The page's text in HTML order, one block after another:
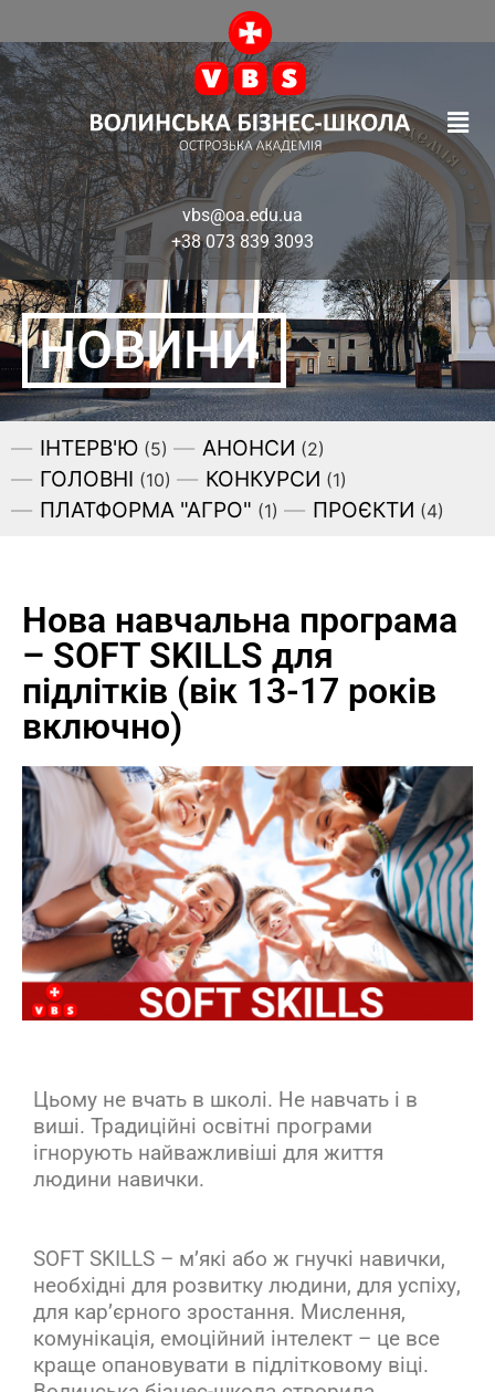
vbs@oa.edu.ua
+38 073 839 3093
НОВИНИ
ІНТЕРВ'Ю (5) АНОНСИ (2)
ГОЛОВНІ (10) КОНКУРСИ (1)
ПЛАТФОРМА "АГРО" (1) ПРОЄКТИ (4)
Нова навчальна програма
– SOFT SKILLS для
підлітків (вік 13-17 років
включно)
Цьому не вчать в школі. Не навчать і в
виші. Традиційні освітні програми
ігнорують найважливіші для життя
людини навички.
SOFT SKILLS – м’які або ж гнучкі навички,
необхідні для розвитку людини, для успіху,
для кар’єрного зростання. Мислення,
комунікація, емоційний інтелект – це все
краще опановувати в підлітковому віці.